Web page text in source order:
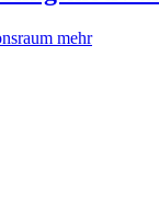
mehr